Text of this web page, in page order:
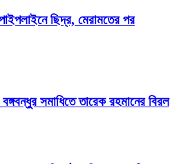
ছিদ্র, মেরামতের পর
বঙ্গবন্ধুর সমাধিতে তারেক রহমানের বিরল